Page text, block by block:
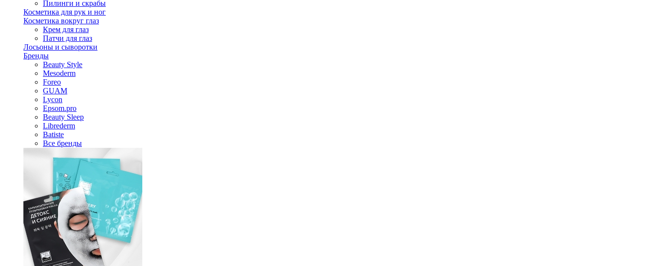
Пилинги и скрабы
Косметика для рук и ног
Косметика вокруг глаз
Крем для глаз
Патчи для глаз
Лосьоны и сыворотки
Бренды
Beauty Style
Mesoderm
Foreo
GUAM
Lycon
Epsom.pro
Beauty Sleep
Librederm
Batiste
Все бренды